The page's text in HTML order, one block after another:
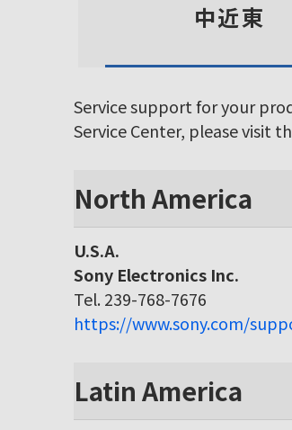
中近東
Service support for your
Service Center, please visit
North America
U.S.A.
Sony Electronics Inc.
Tel. 239-768-7676
https://www.sony.com/
Latin America